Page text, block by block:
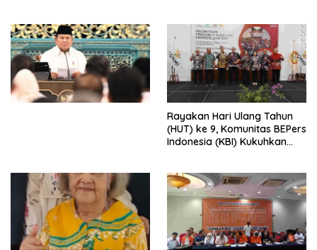
Penjajahan (Pergolakan
Ekonomi Politik Indonesia) &
Simposium Nasional “Urgensi
Undang-Undang
Perekonomian Nasional dan
Kesejahteraan Sosial dalam
Rayakan Hari Ulang Tahun
(HUT) ke 9, Komunitas BEPers
Indonesia (KBI) Kukuhkan
Tema: “Penguatan dan
Pengembangan Organisasi
KBI yang Berbasis Riset di
seluruh Indonesia dan
Mancanegara”.